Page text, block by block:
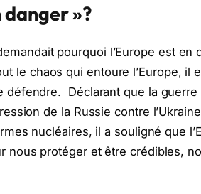
danger »?
pourquoi l’Europe est en
le chaos qui entoure l’Europe, il
défendre. Déclarant que la guerre
de la Russie contre l’Ukraine
nucléaires, il a souligné que
nous protéger et être crédibles,